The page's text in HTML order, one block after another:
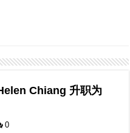
Chiang 升职为
0